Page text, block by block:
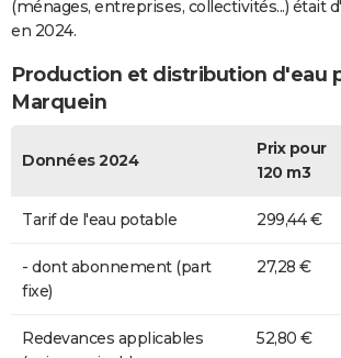
(ménages, entreprises, collectivités...) était
en 2024.
Production et distribution d'eau
Marquein
Données 2024
Prix pour
120 m3
Tarif de l'eau potable 299,44 €
- dont abonnement (part
fixe)
27,28 €
Redevances applicables
52,80 €